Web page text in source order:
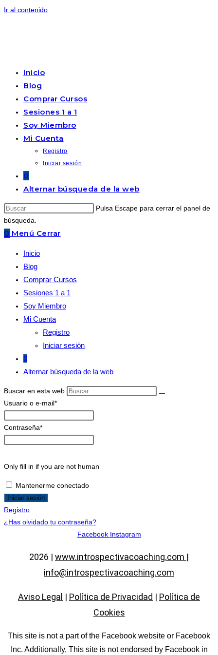
Ir al contenido
Inicio
Blog
Comprar Cursos
Sesiones 1 a 1
Soy Miembro
Mi Cuenta
Registro
Iniciar sesión
0
Alternar búsqueda de la web
Pulsa Escape para cerrar el panel de
búsqueda.
0 Menú Cerrar
Inicio
Blog
Comprar Cursos
Sesiones 1 a 1
Soy Miembro
Mi Cuenta
Registro
Iniciar sesión
0
Alternar búsqueda de la web
Buscar en esta web
Usuario o e-mail*
Contraseña*
Only fill in if you are not human
Mantenerme conectado
Registro
¿Has olvidado tu contraseña?
Facebook Instagram
2026 | www.introspectivacoaching.com |
info@introspectivacoaching.com
Aviso Legal | Política de Privacidad | Política de
Cookies
This site is not a part of the Facebook website or Facebook
Inc. Additionally, This site is not endorsed by Facebook in